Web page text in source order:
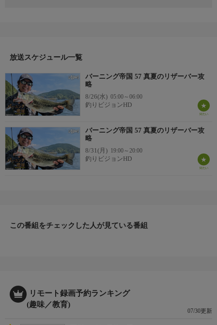
ある山口県のサポート隊・ガッツに頼るしかない…。＊出演者：
放送スケジュール一覧
バーニング帝国 57 真夏のリザーバー攻
略
8/26(水) 05:00～06:00
釣りビジョンHD
バーニング帝国 57 真夏のリザーバー攻
略
8/31(月) 19:00～20:00
釣りビジョンHD
この番組をチェックした人が見ている番組
リモート録画予約ランキング
(趣味／教育)
07/30更新